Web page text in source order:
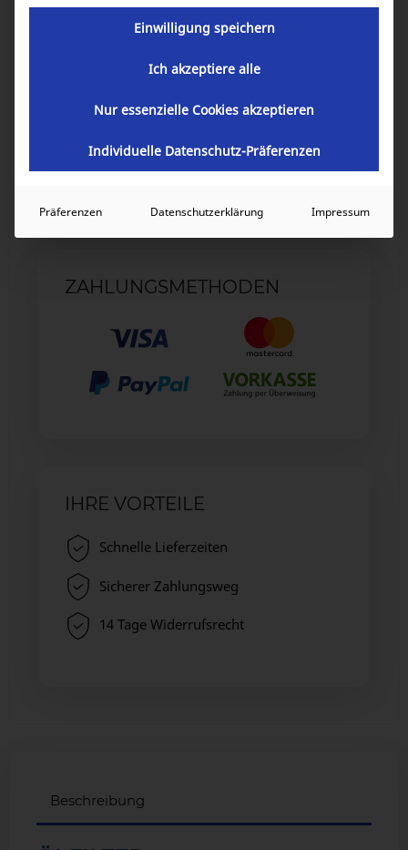
In den Warenkorb
ZAHLUNGSMETHODEN
IHRE VORTEILE
Schnelle Lieferzeiten
Sicherer Zahlungsweg
14 Tage Widerrufsrecht
Beschreibung
Einwilligung speichern
Ich akzeptiere alle
Nur essenzielle Cookies akzeptieren
Individuelle Datenschutz-Präferenzen
Präferenzen Datenschutzerklärung Impressum